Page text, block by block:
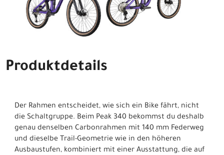
Produktdetails
Der Rahmen entscheidet, wie sich ein Bike fährt, nicht
die Schaltgruppe. Beim Peak 340 bekommst du deshalb
genau denselben Carbonrahmen mit 140 mm Federweg
und dieselbe Trail-Geometrie wie in den höheren
Ausbaustufen, kombiniert mit einer Ausstattung, die auf